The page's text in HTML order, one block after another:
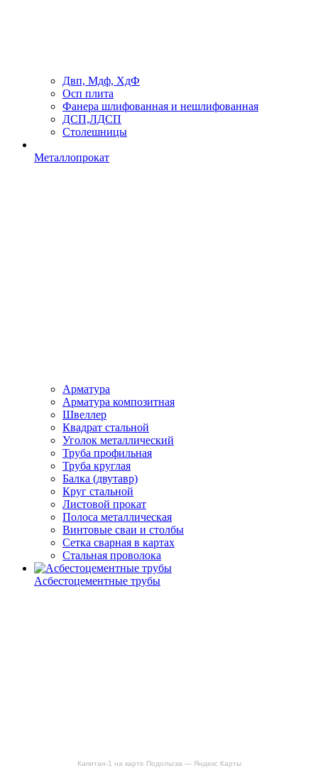
Капитан-1 на карте Подольска — Яндекс Карты
Двп, Мдф, ХдФ
Осп плита
Фанера шлифованная и нешлифованная
ДСП,ЛДСП
Столешницы
Металлопрокат
Арматура
Арматура композитная
Швеллер
Квадрат стальной
Уголок металлический
Труба профильная
Труба круглая
Балка (двутавр)
Круг стальной
Листовой прокат
Полоса металлическая
Винтовые сваи и столбы
Сетка сварная в картах
Стальная проволока
Асбестоцементные трубы